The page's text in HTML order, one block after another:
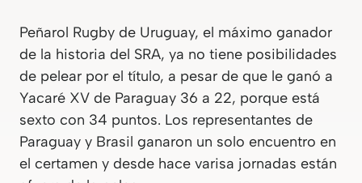
Peñarol Rugby de Uruguay, el máximo ganador
de la historia del SRA, ya no tiene posibilidades
de pelear por el título, a pesar de que le ganó a
Yacaré XV de Paraguay 36 a 22, porque está
sexto con 34 puntos. Los representantes de
Paraguay y Brasil ganaron un solo encuentro en
el certamen y desde hace varisa jornadas están